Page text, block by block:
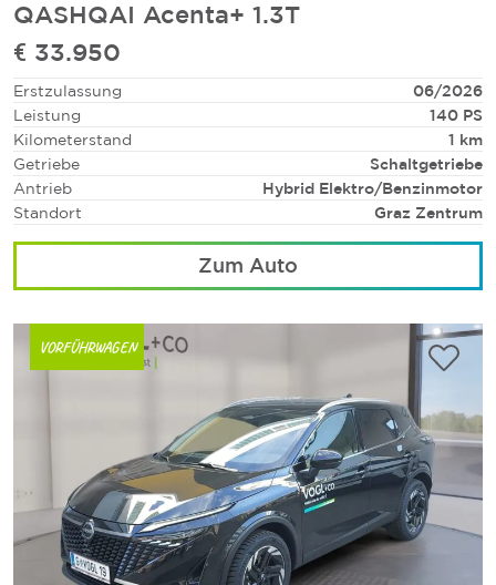
QASHQAI Acenta+ 1.3T
€ 33.950
Erstzulassung
06/2026
Leistung
140 PS
Kilometerstand
1 km
Getriebe
Schaltgetriebe
Antrieb
Hybrid Elektro/Benzinmotor
Standort
Graz Zentrum
Zum Auto
VORFÜHRWAGEN